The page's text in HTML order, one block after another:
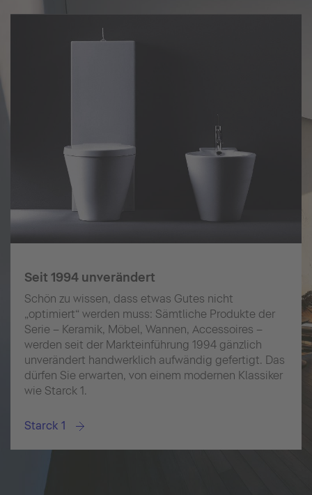
Seit 1994 unverändert
Schön zu wissen, dass etwas Gutes nicht
„optimiert“ werden muss: Sämtliche Produkte der
Serie – Keramik, Möbel, Wannen, Accessoires –
werden seit der Markteinführung 1994 gänzlich
unverändert handwerklich aufwändig gefertigt. Das
dürfen Sie erwarten, von einem modernen Klassiker
wie Starck 1.
Starck 1